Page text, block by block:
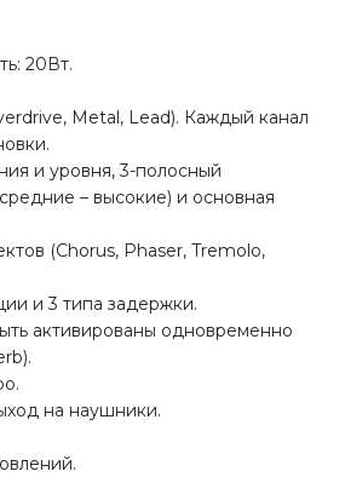
20Вт.
Metal, Lead). Каждый канал
и уровня, 3-полосный
– высокие) и основная
(Chorus, Phaser, Tremolo,
и 3 типа задержки.
активированы одновременно
на наушники.